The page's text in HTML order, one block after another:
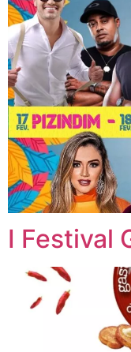
I Festival